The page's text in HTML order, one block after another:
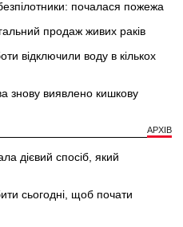
почалася пожежа
продаж живих раків
відключили воду в кількох
знову виявлено кишкову
АРХІВ
дієвий спосіб, який
сьогодні, щоб почати